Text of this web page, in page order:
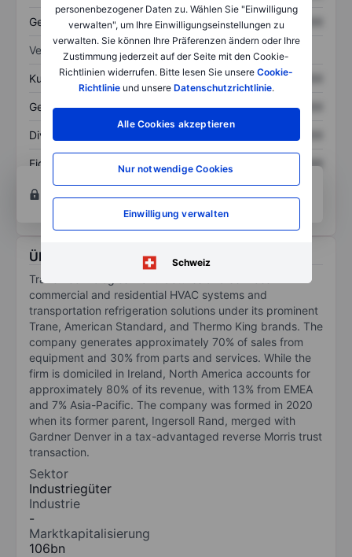
personenbezogener Daten zu. Wählen Sie "Einwilligung
verwalten", um Ihre Einwilligungseinstellungen zu
verwalten. Sie können Ihre Präferenzen ändern oder Ihre
Zustimmung jederzeit auf der Seite mit den Cookie-
Richtlinien widerrufen. Bitte lesen Sie unsere Cookie-
Richtlinieund unsere Datenschutzrichtlinie.
Alle Cookies akzeptieren
Nur notwendige Cookies
Einwilligung verwalten
Schweiz
Gesamtschulden XXXXXXX XXXXXXX
Verhältnisse
Kurs/Umsatz XXXXXXX XXXXXXX
Gewinn je Aktie XXXXXXX XXXXXXX
Dividende je Aktie
Eigenkapitalrendite XXXXXXX
XXXXXXX
Konto eröffnenum Zugriff auf mehr Diagramm-
und Analyse-Tools zu erhalten.
Über Trane Technologies plc
Trane Technologies manufactures and services
commercial and residential HVAC systems and
transportation refrigeration solutions under its prominent
Trane, American Standard, and Thermo King brands. The
company generates approximately 70% of sales from
equipment and 30% from parts and services. While the
firm is domiciled in Ireland, North America accounts for
approximately 80% of its revenue, with 13% from EMEA
and 7% Asia-Pacific. The company was formed in 2020
when its former parent, Ingersoll Rand, merged with
Gardner Denver in a tax-advantaged reverse Morris trust
transaction.
Sektor
Industriegüter
Industrie
-
Marktkapitalisierung
106bn